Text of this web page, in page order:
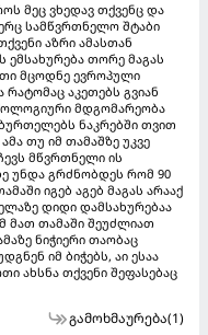
მეც ვხედავ თქვენც და
სამწვრთნელო შტაბი
აზრი ამასთან
ემსახურება თორე მაგას
მცოდნე ევროპული
აკეთებს გვიან
მდგომარეობა
ნაკრებში თვით
თუ იმ თამაშზე უკვე
მწვრთნელი ის
უნდა გრძნობდეს რომ 90
იგებ აგებ მაგას არააქ
დიდი დამსახურებაა
მათ თამაში შეუძლიათ
ნიჭიერი თაობაც
იმ ბიჭებს, აი ესაა
ახსნა თქვენი შეფასებაც
გამოხმაურება(1)